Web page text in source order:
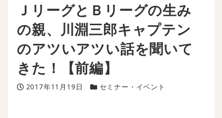
ＪリーグとＢリーグの生み
の親、川淵三郎キャプテン
のアツいアツい話を聞いて
きた！【前編】
投稿日
2017年11月19日 カテゴリー
セミナー・イベント